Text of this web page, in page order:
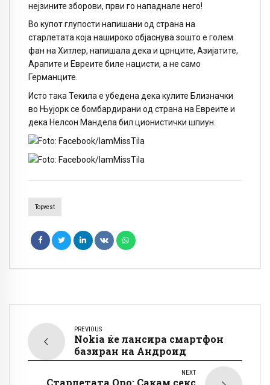
нејзините зборови, први го нападнале него!
Во купот глупости напишани од страна на
старлетата која нашироко објаснува зошто е голем
фан на Хитлер, напишала дека и црнците, Азијатите,
Арапите и Евреите биле нацисти, а не само
Германците.
Исто така Текила е убедена дека кулите Близначки
во Њујорк се бомбардирани од страна на Евреите и
дека Нелсон Мандела бил ционистички шпиун.
Topvest
PREVIOUS
Nokia ќе лансира смартфон
базиран на Андроид
NEXT